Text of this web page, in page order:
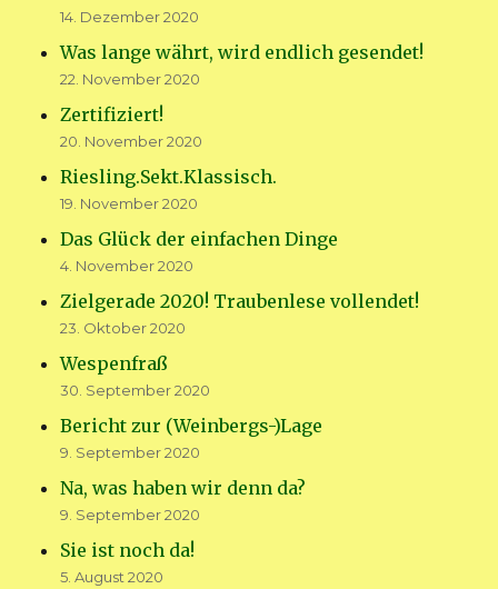
14. Dezember 2020
Was lange währt, wird endlich gesendet!
22. November 2020
Zertifiziert!
20. November 2020
Riesling.Sekt.Klassisch.
19. November 2020
Das Glück der einfachen Dinge
4. November 2020
Zielgerade 2020! Traubenlese vollendet!
23. Oktober 2020
Wespenfraß
30. September 2020
Bericht zur (Weinbergs-)Lage
9. September 2020
Na, was haben wir denn da?
9. September 2020
Sie ist noch da!
5. August 2020